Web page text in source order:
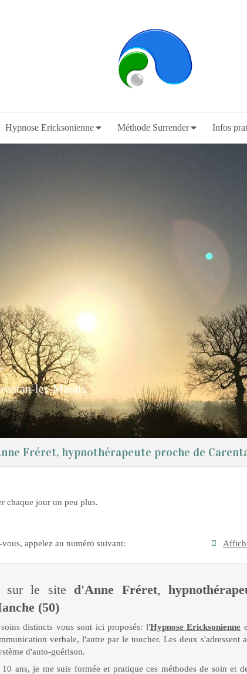
Hypnose Ericksonienne Méthode Surrender Infos
les-Marais
Fréret, hypnothérapeute proche de
chaque jour un peu plus.
appelez au numéro suivant:
sur le site d'Anne Fréret,
(50)
distincts vous sont ici proposés: l'Hypnose Ericksonienne
verbale, l'autre par le toucher. Les deux s'adressent
d'auto-guérison.
ans, je me suis formée et pratique ces méthodes de soin et